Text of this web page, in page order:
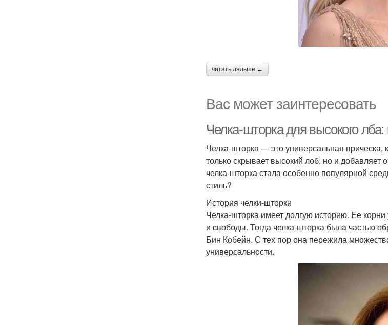
читать дальше →
Вас может заинтересовать
Челка-шторка для высокого
Челка-шторка — это универсальная
только скрывает высокий лоб, но и добавляет
челка-шторка стала особенно популярной
стиль?
История челки-шторки
Челка-шторка имеет долгую историю. Ее
и свободы. Тогда челка-шторка была частью
Бин Кобейн. С тех пор она пережила
универсальности.